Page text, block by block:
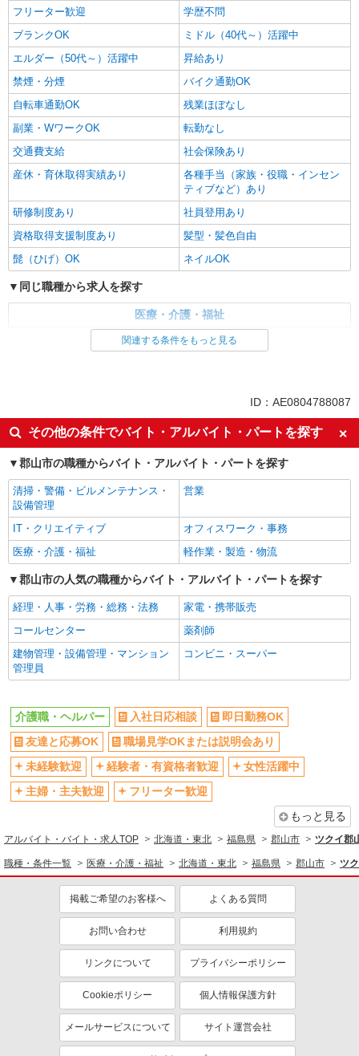
フリーター歓迎
学歴不問
ブランクOK
ミドル（40代～）活躍中
エルダー（50代～）活躍中
昇給あり
禁煙・分煙
バイク通勤OK
自転車通勤OK
残業ほぼなし
副業・WワークOK
転勤なし
交通費支給
社会保険あり
産休・育休取得実績あり
各種手当（家族・役職・インセン
ティブなど）あり
研修制度あり
社員登用あり
資格取得支援制度あり
髪型・髪色自由
髭（ひげ）OK
ネイルOK
同じ職種から求人を探す
医療・介護・福祉
副業・WワークOK
交通費支給
社会保険あり
産休・育休取得実績あり
社員登用あり
関連する条件をもっと見る
ID：AE0804788087
その他の条件でバイト・アルバイト・パートを探す
郡山市の職種からバイト・アルバイト・パートを探す
清掃・警備・ビルメンテナンス・
設備管理
営業
IT・クリエイティブ
オフィスワーク・事務
医療・介護・福祉
軽作業・製造・物流
郡山市の人気の職種からバイト・アルバイト・パートを探す
経理・人事・労務・総務・法務
家電・携帯販売
コールセンター
薬剤師
建物管理・設備管理・マンション
管理員
コンビニ・スーパー
介護職・ヘルパー 入社日応相談
即日勤務OK
友達と応募OK
職場見学OKまたは説明会あり
未経験歓迎
経験者・有資格者歓迎
女性活躍中
主婦・主夫歓迎
フリーター歓迎
もっと見る
アルバイト・バイト・求人TOP 北海道・東北 福島県 郡山市 ツクイ郡
職種・条件一覧 医療・介護・福祉 北海道・東北 福島県 郡山市 ツ
掲載ご希望のお客様へ よくある質問
お問い合わせ 利用規約
リンクについて プライバシーポリシー
Cookieポリシー 個人情報保護方針
メールサービスについて サイト運営会社